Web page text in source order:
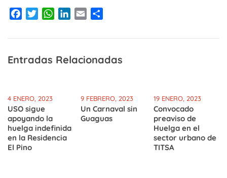
Facebook
TwitterWhatsApp
LinkedIn
Email
Entradas Relacionadas
4 ENERO, 2023
USO sigue
apoyando la
huelga indefinida
en la Residencia
El Pino
9 FEBRERO, 2023
Un Carnaval sin
Guaguas
19 ENERO, 2023
Convocado
preaviso de
Huelga en el
sector urbano de
TITSA